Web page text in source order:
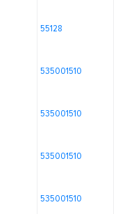
55128
535001510
535001510
535001510
535001510